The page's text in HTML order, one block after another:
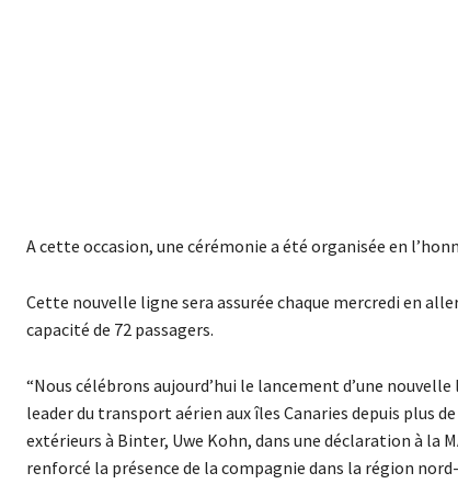
A cette occasion, une cérémonie a été organisée en
Cette nouvelle ligne sera assurée chaque mercredi en
capacité de 72 passagers.
“Nous célébrons aujourd’hui le lancement d’une
leader du transport aérien aux îles Canaries depuis plus
extérieurs à Binter, Uwe Kohn, dans une déclaration à la
renforcé la présence de la compagnie dans la région